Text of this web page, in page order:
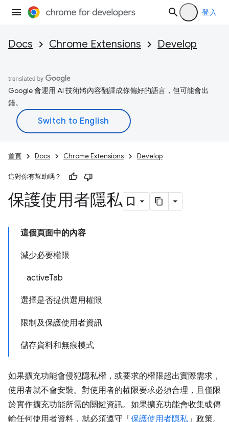
登入
Docs Chrome Extensions Develop
Google 會運用 AI 技術將內容翻譯成你偏好的語言，但可能會出
錯。
首頁 Docs Chrome Extensions Develop
這對你有幫助嗎？
保護使用者隱私
這個頁面中的內容
減少必要權限
activeTab
選擇是否提供選用權限
限制及保護使用者資訊
儲存資料和無痕模式
如果擴充功能會侵犯隱私權，或要求的權限超出實際需求，
使用者就不會安裝。對使用者的權限要求必須合理，且僅限
於實作擴充功能所需的關鍵資訊。如果擴充功能會收集或傳
輸任何使用者資料，就必須遵守「 保護使用者隱私」政策。